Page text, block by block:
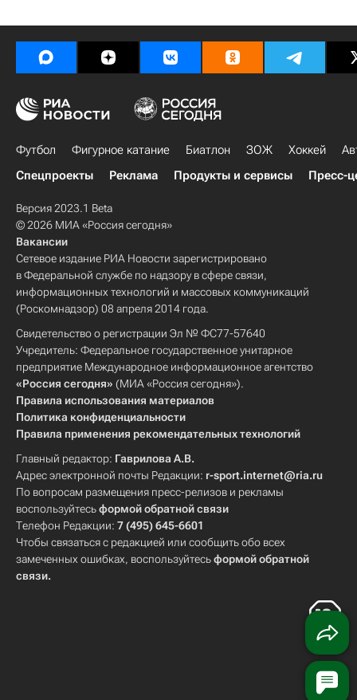
Футбол Фигурное катание Биатлон ЗОЖ Хоккей
Спецпроекты
Реклама Продукты и сервисы Пресс-
Версия 2023.1 Beta
© 2026 МИА «Россия сегодня»
Вакансии
Сетевое издание РИА Новости зарегистрировано
в Федеральной службе по надзору в сфере связи,
информационных технологий и массовых коммуникаций
(Роскомнадзор) 08 апреля 2014 года.
Свидетельство о регистрации Эл № ФС77-57640
Учредитель: Федеральное государственное унитарное
предприятие Международное информационное агентство
«Россия сегодня» (МИА «Россия сегодня»).
Правила использования материалов
Политика конфиденциальности
Правила применения рекомендательных технологий
Главный редактор: Гаврилова А.В.
Адрес электронной почты Редакции: r-sport.internet@ria.ru
По вопросам размещения пресс-релизов и рекламы
воспользуйтесьформой обратной связи
Телефон Редакции: 7 (495) 645-6601
Чтобы связаться с редакцией или сообщить обо всех
замеченных ошибках, воспользуйтесьформой обратной
связи.